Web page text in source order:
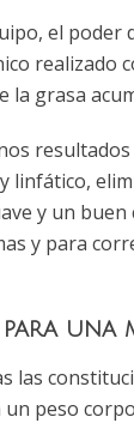
el
realizado
la grasa
y un
y para
una
las
peso